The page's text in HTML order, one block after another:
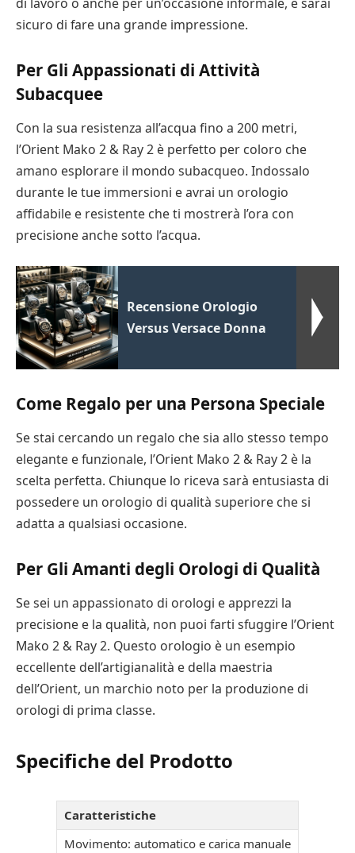
di lavoro o anche per un’occasione informale, e sarai
sicuro di fare una grande impressione.
Per Gli Appassionati di Attività
Subacquee
Con la sua resistenza all’acqua fino a 200 metri,
l’Orient Mako 2 & Ray 2 è perfetto per coloro che
amano esplorare il mondo subacqueo. Indossalo
durante le tue immersioni e avrai un orologio
affidabile e resistente che ti mostrerà l’ora con
precisione anche sotto l’acqua.
Recensione Orologio
Versus Versace Donna
Come Regalo per una Persona Speciale
Se stai cercando un regalo che sia allo stesso tempo
elegante e funzionale, l’Orient Mako 2 & Ray 2 è la
scelta perfetta. Chiunque lo riceva sarà entusiasta di
possedere un orologio di qualità superiore che si
adatta a qualsiasi occasione.
Per Gli Amanti degli Orologi di Qualità
Se sei un appassionato di orologi e apprezzi la
precisione e la qualità, non puoi farti sfuggire l’Orient
Mako 2 & Ray 2. Questo orologio è un esempio
eccellente dell’artigianalità e della maestria
dell’Orient, un marchio noto per la produzione di
orologi di prima classe.
Specifiche del Prodotto
Caratteristiche
Movimento: automatico e carica manuale